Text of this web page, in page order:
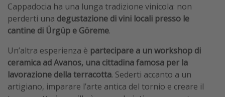
Cappadocia ha una lunga tradizione vinicola: non
perderti una degustazione di vini locali presso le
cantine di Ürgüp e Göreme.
Un’altra esperienza è partecipare a un workshop di
ceramica ad Avanos, una cittadina famosa per la
lavorazione della terracotta. Sederti accanto a un
artigiano, imparare l’arte antica del tornio e creare il